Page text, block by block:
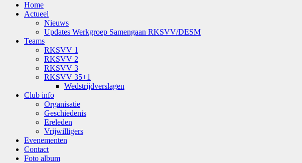
Home
Actueel
Nieuws
Updates Werkgroep Samengaan RKSVV/DESM
Teams
RKSVV 1
RKSVV 2
RKSVV 3
RKSVV 35+1
Wedstrijdverslagen
Club info
Organisatie
Geschiedenis
Ereleden
Vrijwilligers
Evenementen
Contact
Foto album